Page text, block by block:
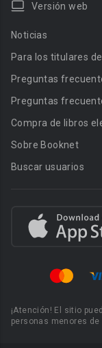
Versión web
Noticias
Para los titulares
Preguntas
Preguntas
Compra de libros
Sobre Booknet
Buscar usuarios
¡Atención! El sitio
personas menores de